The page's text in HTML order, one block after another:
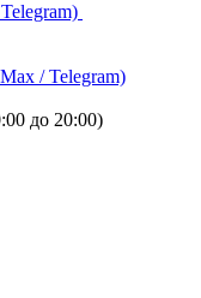
/ Telegram)
до 20:00)